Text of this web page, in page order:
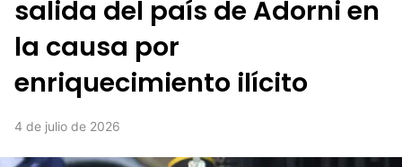
salida del país de Adorni en
la causa por
enriquecimiento ilícito
4 de julio de 2026